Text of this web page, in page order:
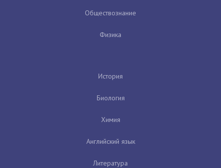
Обществознание
Физика
История
Биология
Химия
Английский язык
Литература